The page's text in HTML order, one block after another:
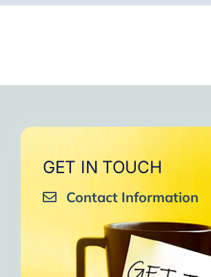
GET IN TOUCH
Contact Information